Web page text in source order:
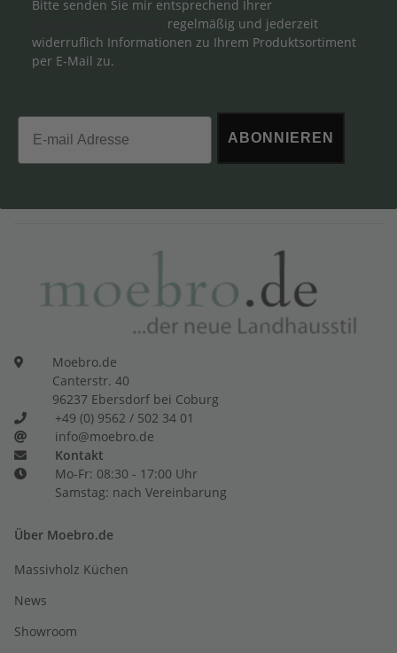
Bitte senden Sie mir entsprechend Ihrer
regelmäßig und jederzeit
widerruflich Informationen zu Ihrem Produktsortiment
per E-Mail zu.
Email
ABONNIEREN
Moebro.de
Canterstr. 40
96237 Ebersdorf bei Coburg
+49 (0) 9562 / 502 34 01
info@moebro.de
Kontakt
Mo-Fr: 08:30 - 17:00 Uhr
Samstag: nach Vereinbarung
Über Moebro.de
Massivholz Küchen
News
Showroom